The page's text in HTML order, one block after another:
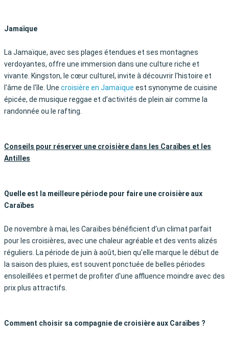
Jamaïque
La Jamaïque, avec ses plages étendues et ses montagnes
verdoyantes, offre une immersion dans une culture riche et
vivante. Kingston, le cœur culturel, invite à découvrir l'histoire et
l'âme de l'île. Une croisière en Jamaïque est synonyme de cuisine
épicée, de musique reggae et d’activités de plein air comme la
randonnée ou le rafting.
Conseils pour réserver une croisière dans les Caraïbes et les
Antilles
Quelle est la meilleure période pour faire une croisière aux
Caraïbes
De novembre à mai, les Caraïbes bénéficient d'un climat parfait
pour les croisières, avec une chaleur agréable et des vents alizés
réguliers. La période de juin à août, bien qu'elle marque le début de
la saison des pluies, est souvent ponctuée de belles périodes
ensoleillées et permet de profiter d'une affluence moindre avec des
prix plus attractifs.
Comment choisir sa compagnie de croisière aux Caraïbes ?